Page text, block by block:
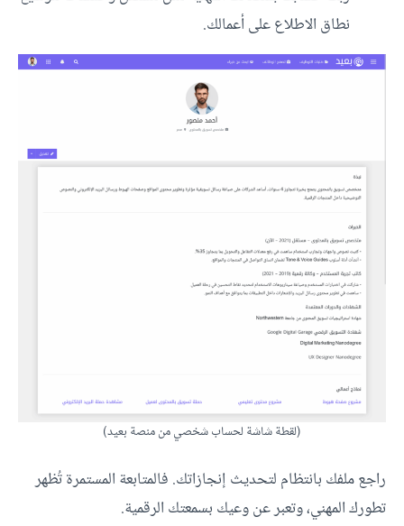
نطاق الاطلاع على أعمالك.
(لقطة شاشة لحساب شخصي من منصة بعيد)
راجع ملفك بانتظام لتحديث إنجازاتك. فالمتابعة المستمرة تُظهر
تطورك المهني، وتعبر عن وعيك بسمعتك الرقمية.